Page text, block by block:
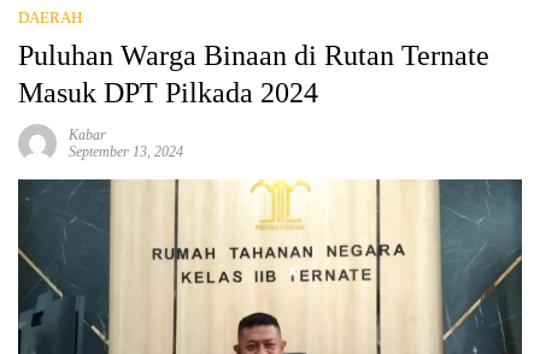
DAERAH
Puluhan Warga Binaan di Rutan Ternate
Masuk DPT Pilkada 2024
Kabar
September 13, 2024